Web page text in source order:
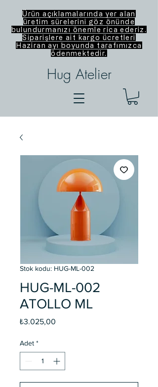
Ürün açıklamalarında yer alan
üretim sürelerini göz önünde
bulundurmanızı önemle rica ederiz.
Siparişlere ait kargo ücretleri
Haziran ayı boyunda tarafımızca
ödenmektedir.
Hug Atelier
Stok kodu: HUG-ML-002
HUG-ML-002
ATOLLO ML
₺3.025,00
Adet *